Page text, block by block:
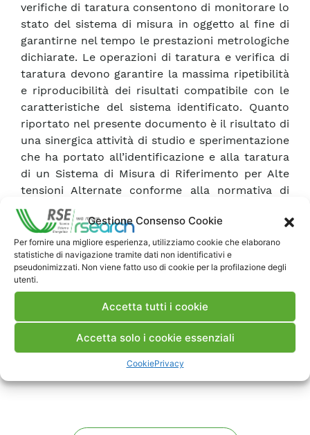
Gestione Consenso Cookie
Per fornire una migliore esperienza, utilizziamo cookie che elaborano
statistiche di navigazione tramite dati non identificativi e
pseudonimizzati. Non viene fatto uso di cookie per la profilazione degli
utenti.
Accetta tutti i cookie
Accetta solo i cookie essenziali
CookiePrivacy
verifiche di taratura consentono di monitorare lo
stato del sistema di misura in oggetto al fine di
garantirne nel tempo le prestazioni metrologiche
dichiarate. Le operazioni di taratura e verifica di
taratura devono garantire la massima ripetibilità
e riproducibilità dei risultati compatibile con le
caratteristiche del sistema identificato. Quanto
riportato nel presente documento è il risultato di
una sinergica attività di studio e sperimentazione
che ha portato all’identificazione e alla taratura
di un Sistema di Misura di Riferimento per Alte
tensioni Alternate conforme alla normativa di
riferimento. In allegato sono raccolti anche i
risultati sperimentali relativi alle prove eseguite
sul Sistema di Misura di Riferimento realizzato
presso il CESI, con eccezione dei risultati relativi
alla risposta al gradino al momento non ancora
disponibili.
Scarica Rapporto